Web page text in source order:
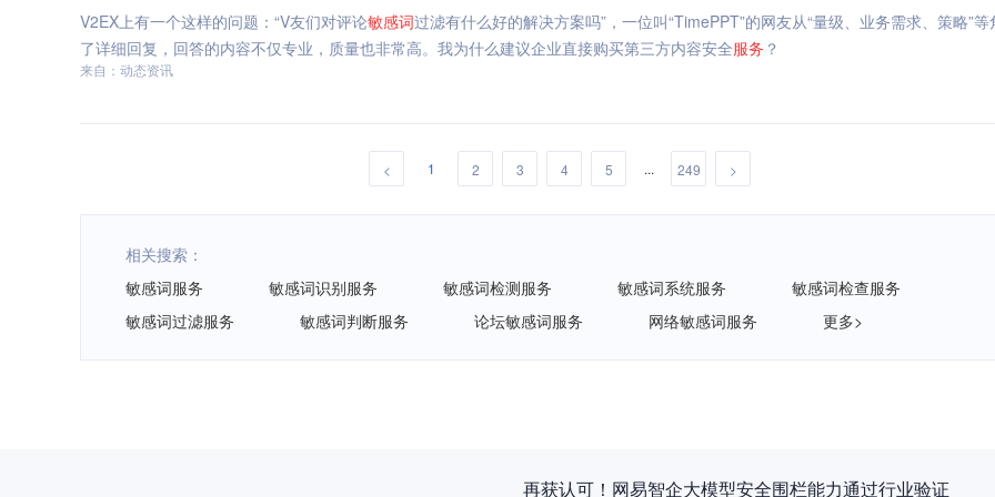
V2EX上有一个这样的问题：“V友们对评论敏感词过滤有什么好的解决方案吗”，一位叫“TimePPT”的网友从“量级、业务需求、策略”等
了详细回复，回答的内容不仅专业，质量也非常高。我为什么建议企业直接购买第三方内容安全服务 ？
来自：动态资讯
< 1 2 3 4 5 ... 249 >
相关搜索：
敏感词服务
敏感词识别服务 敏感词检测服务 敏感词系统服务
敏感词检查服务
敏感词过滤服务
敏感词判断服务 论坛敏感词服务 网络敏感词服务 更多>
再获认可！网易智企大模型安全围栏能力通过行业验证